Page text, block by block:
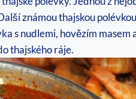
známou thajskou
s nudlemi, hovězím
thajského ráje.